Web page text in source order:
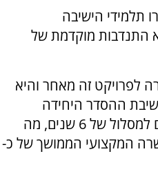
תלמידי הישיבה
התנדבות מוקדמת של
לפרויקט זה מאחר והיא
ההסדר היחידה
בישראל שתלמידיה מתגייסים למסלול של 6 שנים, מה
המקצועי הממושך של כ-